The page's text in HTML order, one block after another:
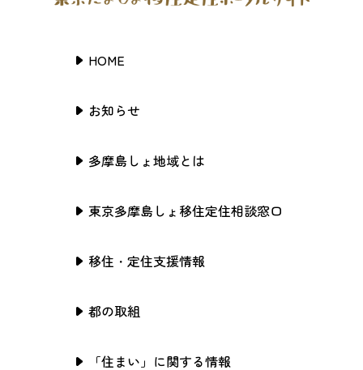
HOME
お知らせ
多摩島しょ地域とは
東京多摩島しょ移住定住相談窓口
移住・定住支援情報
都の取組
「住まい」に関する情報